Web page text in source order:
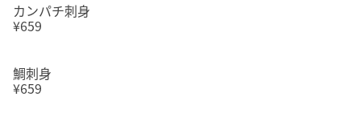
カンパチ刺身
¥659
鯛刺身
¥659